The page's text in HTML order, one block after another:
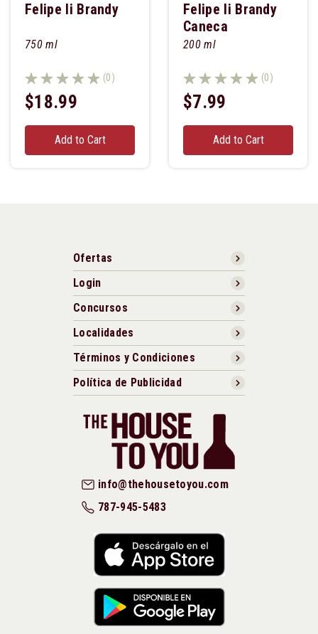
Felipe Ii Brandy
750 ml
(0)
$18.99
Add to Cart
Felipe Ii Brandy
Caneca
200 ml
(0)
$7.99
Add to Cart
Ofertas
Login
Concursos
Localidades
Términos y Condiciones
Política de Publicidad
info@thehousetoyou.com
787-945-5483